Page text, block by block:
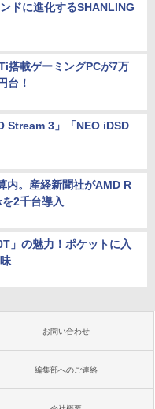
ドに進化するSHANLING
搭載ゲーミングPCが7万
台！
Stream 3」「NEO iDSD
内。産経新聞社がAMD R
2千台導入
」の魅力！ポケットに入
お問い合わせ
編集部へのご連絡